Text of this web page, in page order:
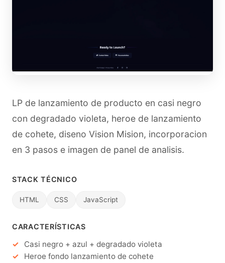
LP de lanzamiento de producto en casi negro
con degradado violeta, heroe de lanzamiento
de cohete, diseno Vision Mision, incorporacion
en 3 pasos e imagen de panel de analisis.
STACK TÉCNICO
HTML CSS JavaScript
CARACTERÍSTICAS
Casi negro + azul + degradado violeta
Heroe fondo lanzamiento de cohete